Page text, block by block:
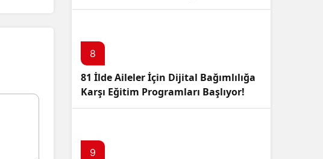
kutlandı: İşte Etkinlikler ve
8
81 İlde Aileler İçin Dijital Bağımlılığa
Karşı Eğitim Programları Başlıyor!
9